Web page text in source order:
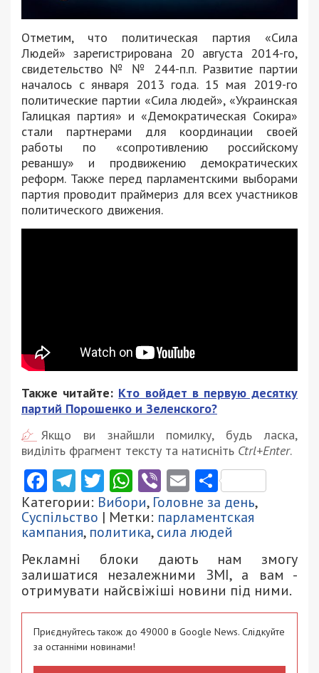
Отметим, что политическая партия «Сила
Людей» зарегистрирована 20 августа 2014-го,
свидетельство № № 244-п.п. Развитие партии
началось с января 2013 года. 15 мая 2019-го
политические партии «Сила людей», «Украинская
Галицкая партия» и «Демократическая Сокира»
стали партнерами для координации своей
работы по «сопротивлению российскому
реваншу» и продвижению демократических
реформ. Также перед парламентскими выборами
партия проводит праймериз для всех участников
политического движения.
Также читайте: Кто войдет в первую десятку
партий Порошенко и Зеленского?
Якщо ви знайшли помилку, будь ласка,
виділіть фрагмент тексту та натисніть Ctrl+Enter.
Facebook
Telegram
Twitter
WhatsApp
ViberEmail
Категории: Вибори, Головне за день,
Суспільство | Метки: парламентская
кампания, политика,сила людей
Рекламні блоки дають нам змогу
залишатися незалежними ЗМІ, а вам -
отримувати найсвіжіші новини під ними.
Приєднуйтесь також до 49000 в Google News. Слідкуйте
за останніми новинами!